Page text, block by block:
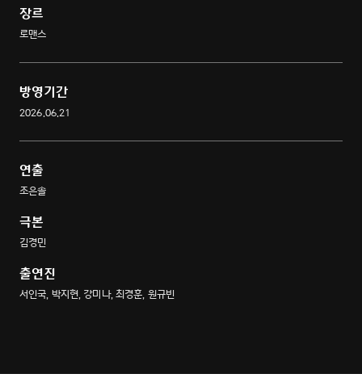
시달리던 7년 차 직장인의 설렘 ON! 일도 사랑도 최선을 다하는 오피스 로맨스.
장르
로맨스
방영기간
2026.06.21
연출
조은솔
극본
김경민
출연진
서인국, 박지현, 강미나, 최경훈, 원규빈